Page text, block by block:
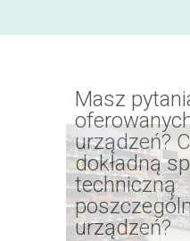
Masz
urządzeń?
dokładną
techniczną
urządzeń?